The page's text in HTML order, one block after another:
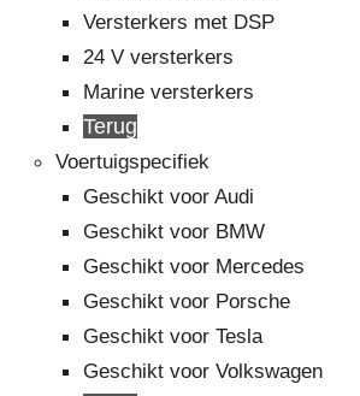
Versterkers met DSP
24 V versterkers
Marine versterkers
Terug
Voertuigspecifiek
Geschikt voor Audi
Geschikt voor BMW
Geschikt voor Mercedes
Geschikt voor Porsche
Geschikt voor Tesla
Geschikt voor Volkswagen